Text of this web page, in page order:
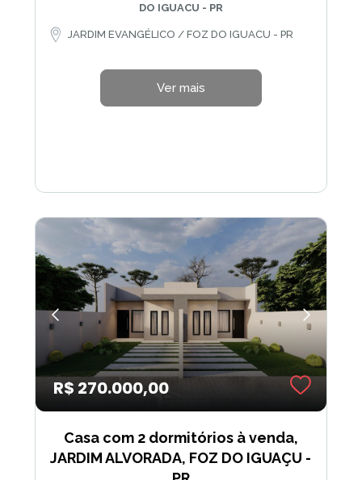
DO IGUACU - PR
JARDIM EVANGÉLICO / FOZ DO IGUACU - PR
Ver mais
R$ 270.000,00
Casa com 2 dormitórios à venda,
JARDIM ALVORADA, FOZ DO IGUAÇU -